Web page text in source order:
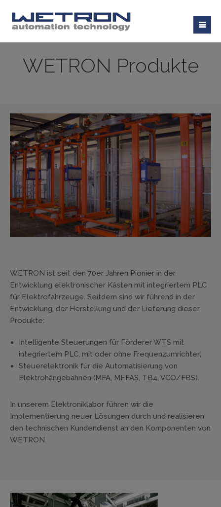
WETRON Produkte
WETRON ist seit den 70er Jahren Pionier in der
Entwicklung elektronischer Kästen mit integriertem PLC
für Elektrofahrzeuge. Seitdem sind wir führend in der
Entwicklung, der Herstellung und der Lieferung dieser
Produkte:
Intelligente Steuerungen für Förderer WTS mit
integriertem PLC, mit oder ohne Frequenzumrichter;
Steuerelektronik für die Automatisierung von
Elektrohängebahnen (MFA, MEFAS, TB4, VCO/FBS).
In unserem Elektroniklabor führen wir die
Implementierung neuer Lösungen durch und realisieren
den technischen Kundendienst an den Komponenten von
WETRON.